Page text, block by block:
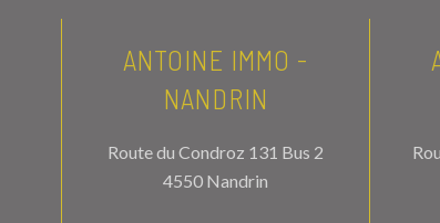
ANTOINE IMMO -
NANDRIN
Route du Condroz 131 Bus 2
4550 Nandrin